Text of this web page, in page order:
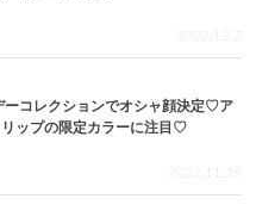
2022.12.7
ーコレクションでオシャ顔決定♡ア
ップの限定カラーに注目♡
2022.11.28